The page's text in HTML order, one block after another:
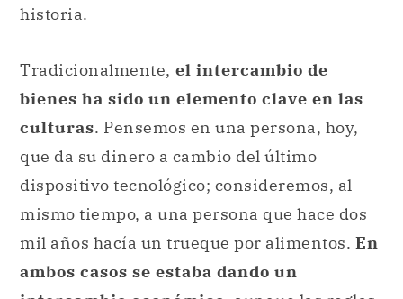
historia.
Tradicionalmente, el intercambio de
bienes ha sido un elemento clave en las
culturas. Pensemos en una persona, hoy,
que da su dinero a cambio del último
dispositivo tecnológico; consideremos, al
mismo tiempo, a una persona que hace dos
mil años hacía un trueque por alimentos. En
ambos casos se estaba dando un